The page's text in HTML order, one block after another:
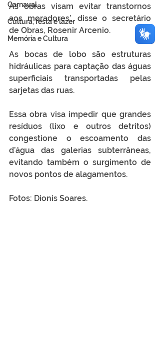
Carnaval
Cultura, festa e lazer
Memória e Cultura
As obras visam evitar transtornos
aos moradores’, disse o secretário
de Obras, Rosenir Arcenio.
As bocas de lobo são estruturas
hidráulicas para captação das águas
superficiais transportadas pelas
sarjetas das ruas.
Essa obra visa impedir que grandes
resíduos (lixo e outros detritos)
congestione o escoamento das
d’água das galerias subterrâneas,
evitando também o surgimento de
novos pontos de alagamentos.
Fotos: Dionis Soares.